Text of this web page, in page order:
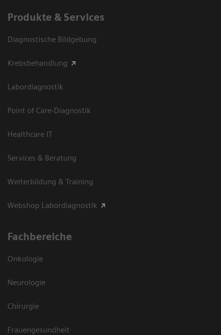
Produkte & Services
Diagnostische Bildgebung
Krebsbehandlung
Labordiagnostik
Point of Care-Diagnostik
Healthcare IT
Services & Beratung
Weiterbildung & Training
Webshop Labordiagnostik
Fachbereiche
Onkologie
Neurologie
Chirurgie
Frauengesundheit